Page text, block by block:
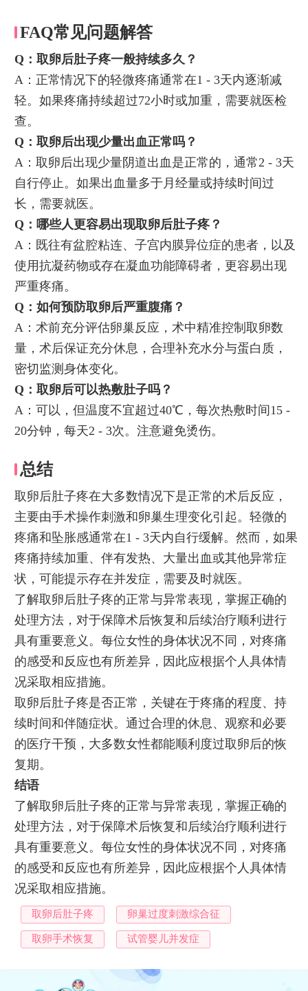
FAQ常见问题解答
Q：取卵后肚子疼一般持续多久？
A：正常情况下的轻微疼痛通常在1 - 3天内逐渐减
轻。如果疼痛持续超过72小时或加重，需要就医检
查。
Q：取卵后出现少量出血正常吗？
A：取卵后出现少量阴道出血是正常的，通常2 - 3天
自行停止。如果出血量多于月经量或持续时间过
长，需要就医。
Q：哪些人更容易出现取卵后肚子疼？
A：既往有盆腔粘连、子宫内膜异位症的患者，以及
使用抗凝药物或存在凝血功能障碍者，更容易出现
严重疼痛。
Q：如何预防取卵后严重腹痛？
A：术前充分评估卵巢反应，术中精准控制取卵数
量，术后保证充分休息，合理补充水分与蛋白质，
密切监测身体变化。
Q：取卵后可以热敷肚子吗？
A：可以，但温度不宜超过40℃，每次热敷时间15 -
20分钟，每天2 - 3次。注意避免烫伤。
总结
取卵后肚子疼在大多数情况下是正常的术后反应，
主要由手术操作刺激和卵巢生理变化引起。轻微的
疼痛和坠胀感通常在1 - 3天内自行缓解。然而，如果
疼痛持续加重、伴有发热、大量出血或其他异常症
状，可能提示存在并发症，需要及时就医。
了解取卵后肚子疼的正常与异常表现，掌握正确的
处理方法，对于保障术后恢复和后续治疗顺利进行
具有重要意义。每位女性的身体状况不同，对疼痛
的感受和反应也有所差异，因此应根据个人具体情
况采取相应措施。
取卵后肚子疼是否正常，关键在于疼痛的程度、持
续时间和伴随症状。通过合理的休息、观察和必要
的医疗干预，大多数女性都能顺利度过取卵后的恢
复期。
结语
了解取卵后肚子疼的正常与异常表现，掌握正确的
处理方法，对于保障术后恢复和后续治疗顺利进行
具有重要意义。每位女性的身体状况不同，对疼痛
的感受和反应也有所差异，因此应根据个人具体情
况采取相应措施。
取卵后肚子疼 卵巢过度刺激综合征
取卵手术恢复 试管婴儿并发症